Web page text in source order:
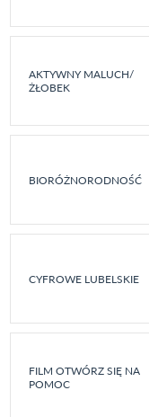
AKTYWNY MALUCH/
ŻŁOBEK
BIORÓŻNORODNOŚĆ
CYFROWE LUBELSKIE
FILM OTWÓRZ SIĘ NA
POMOC